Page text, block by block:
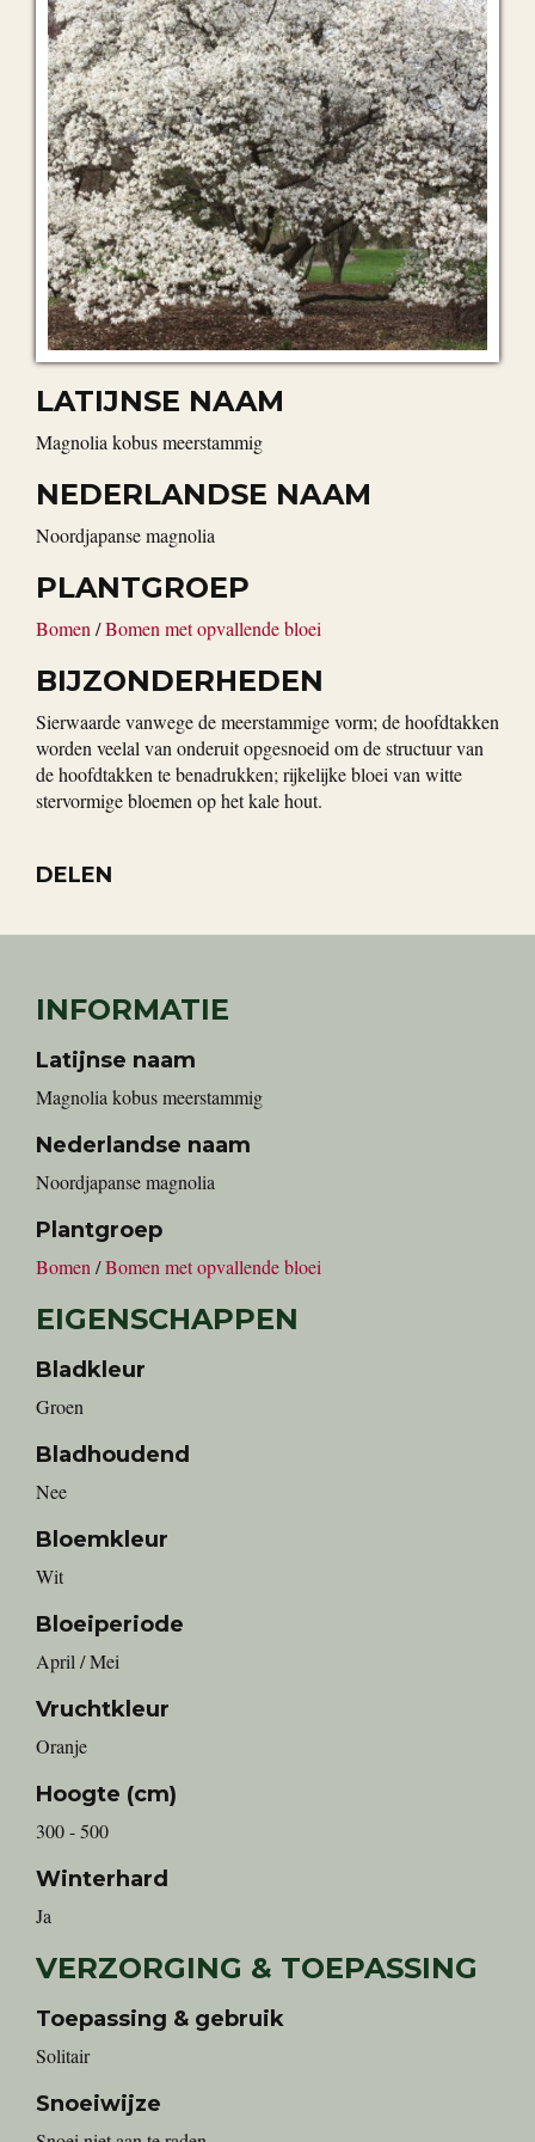
LATIJNSE NAAM
Magnolia kobus meerstammig
NEDERLANDSE NAAM
Noordjapanse magnolia
PLANTGROEP
Bomen /Bomen met opvallende bloei
BIJZONDERHEDEN
Sierwaarde vanwege de meerstammige vorm; de hoofdtakken
worden veelal van onderuit opgesnoeid om de structuur van
de hoofdtakken te benadrukken; rijkelijke bloei van witte
stervormige bloemen op het kale hout.
DELEN
INFORMATIE
Latijnse naam
Magnolia kobus meerstammig
Nederlandse naam
Noordjapanse magnolia
Plantgroep
Bomen /Bomen met opvallende bloei
EIGENSCHAPPEN
Bladkleur
Groen
Bladhoudend
Nee
Bloemkleur
Wit
Bloeiperiode
April / Mei
Vruchtkleur
Oranje
Hoogte (cm)
300 - 500
Winterhard
Ja
VERZORGING & TOEPASSING
Toepassing & gebruik
Solitair
Snoeiwijze